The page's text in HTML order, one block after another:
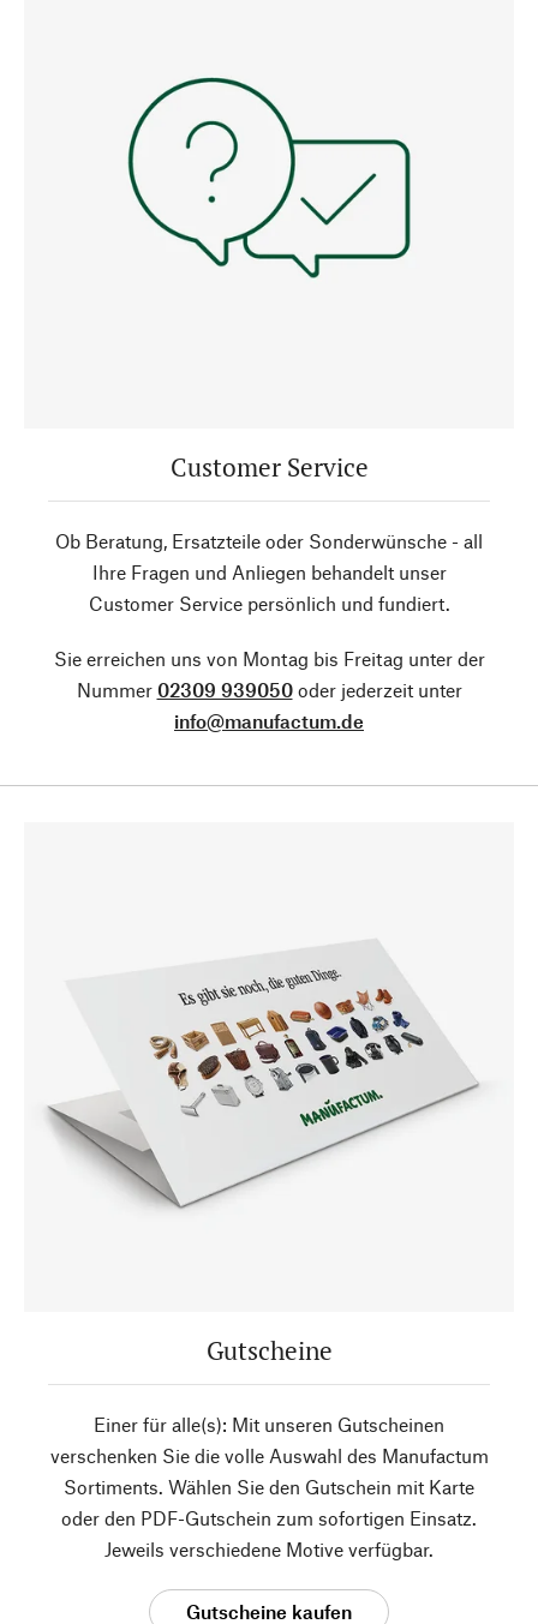
Customer Service
Ob Beratung, Ersatzteile oder Sonderwünsche - all
Ihre Fragen und Anliegen behandelt unser
Customer Service persönlich und fundiert.
Sie erreichen uns von Montag bis Freitag unter der
Nummer 02309 939050oder jederzeit unter
info@manufactum.de
Gutscheine
Einer für alle(s): Mit unseren Gutscheinen
verschenken Sie die volle Auswahl des Manufactum
Sortiments. Wählen Sie den Gutschein mit Karte
oder den PDF-Gutschein zum sofortigen Einsatz.
Jeweils verschiedene Motive verfügbar.
Gutscheine kaufen